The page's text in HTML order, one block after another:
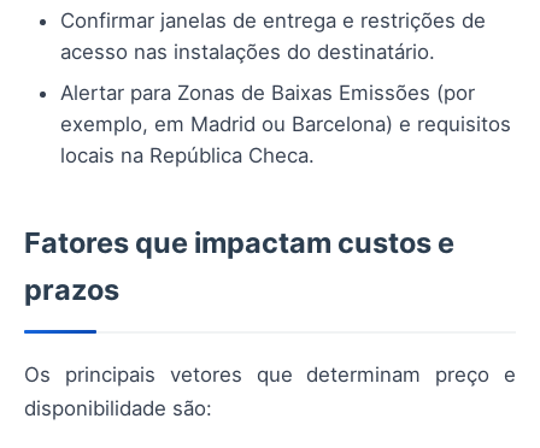
Confirmar janelas de entrega e restrições de
acesso nas instalações do destinatário.
Alertar para Zonas de Baixas Emissões (por
exemplo, em Madrid ou Barcelona) e requisitos
locais na República Checa.
Fatores que impactam custos e
prazos
Os principais vetores que determinam preço e
disponibilidade são: